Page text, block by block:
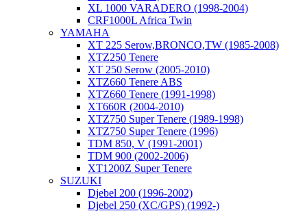
XL 1000 VARADERO (1998-2004)
CRF1000L Africa Twin
YAMAHA
XT 225 Serow,BRONCO,TW (1985-2008)
XTZ250 Tenere
XT 250 Serow (2005-2010)
XTZ660 Tenere ABS
XTZ660 Tenere (1991-1998)
XT660R (2004-2010)
XTZ750 Super Tenere (1989-1998)
XTZ750 Super Tenere (1996)
TDM 850, V (1991-2001)
TDM 900 (2002-2006)
XT1200Z Super Tenere
SUZUKI
Djebel 200 (1996-2002)
Djebel 250 (XC/GPS) (1992-)